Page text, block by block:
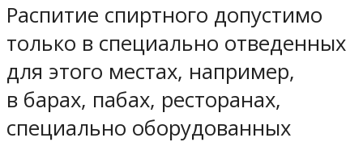
Распитие спиртного допустимо
только в специально отведенных
для этого местах, например,
в барах, пабах, ресторанах,
специально оборудованных